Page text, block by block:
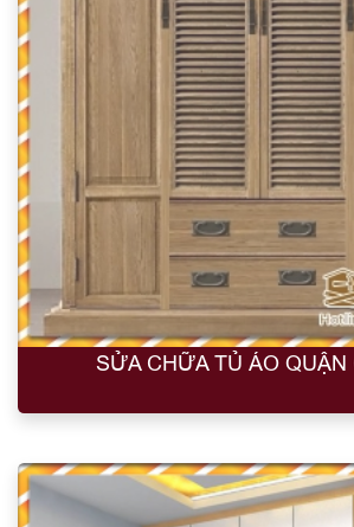
SỬA CHỮA TỦ ÁO QUẬN